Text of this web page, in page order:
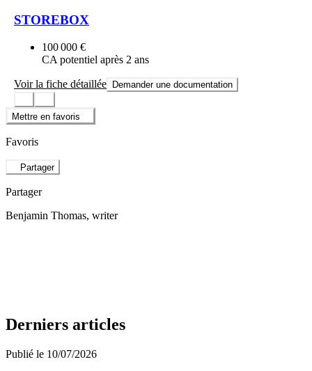
STOREBOX
100 000 €
CA potentiel après 2 ans
Voir la fiche détaillée Demander une documentation
Mettre en favoris
Favoris
Partager
Partager
Benjamin Thomas, writer
Derniers articles
Publié le 10/07/2026